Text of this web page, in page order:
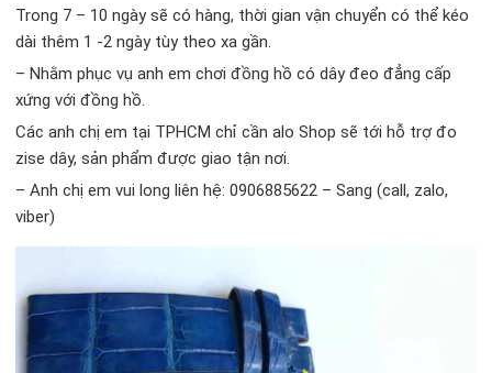
Trong 7 – 10 ngày sẽ có hàng, thời gian vận chuyển có thể kéo
dài thêm 1 -2 ngày tùy theo xa gần.
– Nhằm phục vụ anh em chơi đồng hồ có dây đeo đẳng cấp
xứng với đồng hồ.
Các anh chị em tại TPHCM chỉ cần alo Shop sẽ tới hỗ trợ đo
zise dây, sản phẩm được giao tận nơi.
– Anh chị em vui long liên hệ: 0906885622 – Sang (call, zalo,
viber)